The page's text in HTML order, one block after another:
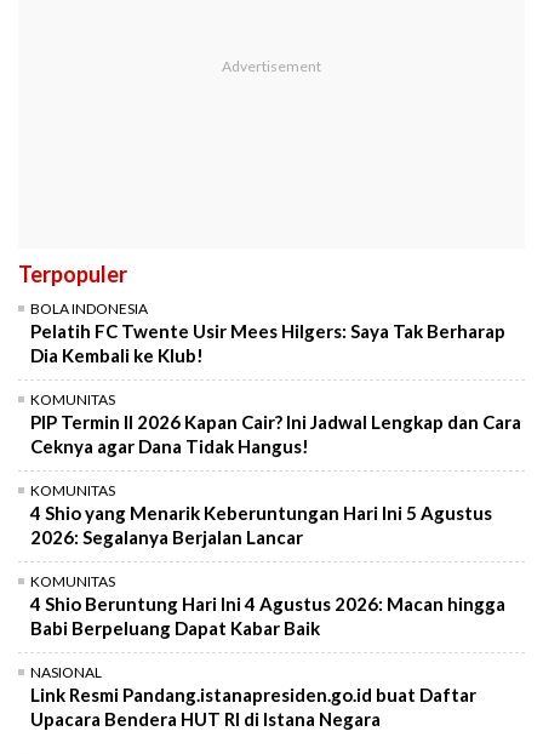
Terpopuler
BOLA INDONESIA
Pelatih FC Twente Usir Mees Hilgers: Saya Tak Berharap
Dia Kembali ke Klub!
KOMUNITAS
PIP Termin II 2026 Kapan Cair? Ini Jadwal Lengkap dan Cara
Ceknya agar Dana Tidak Hangus!
KOMUNITAS
4 Shio yang Menarik Keberuntungan Hari Ini 5 Agustus
2026: Segalanya Berjalan Lancar
KOMUNITAS
4 Shio Beruntung Hari Ini 4 Agustus 2026: Macan hingga
Babi Berpeluang Dapat Kabar Baik
NASIONAL
Link Resmi Pandang.istanapresiden.go.id buat Daftar
Upacara Bendera HUT RI di Istana Negara